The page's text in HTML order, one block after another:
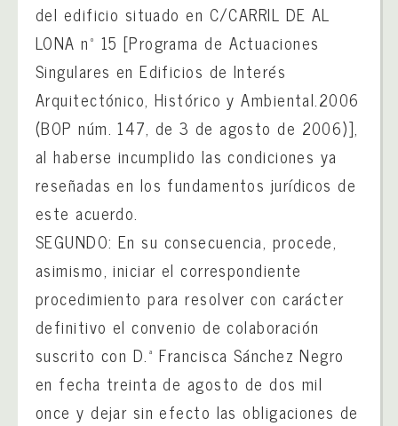
del edificio situado en C/CARRIL DE AL
LONA nº 15 [Programa de Actuaciones
Singulares en Edificios de Interés
Arquitectónico, Histórico y Ambiental.2006
(BOP núm. 147, de 3 de agosto de 2006)],
al haberse incumplido las condiciones ya
reseñadas en los fundamentos jurídicos de
este acuerdo.
SEGUNDO: En su consecuencia, procede,
asimismo, iniciar el correspondiente
procedimiento para resolver con carácter
definitivo el convenio de colaboración
suscrito con D.ª Francisca Sánchez Negro
en fecha treinta de agosto de dos mil
once y dejar sin efecto las obligaciones de